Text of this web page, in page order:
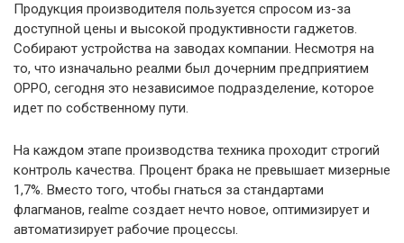
Продукция производителя пользуется спросом из-за
доступной цены и высокой продуктивности гаджетов.
Собирают устройства на заводах компании. Несмотря на
то, что изначально реалми был дочерним предприятием
ОРРО, сегодня это независимое подразделение, которое
идет по собственному пути.
На каждом этапе производства техника проходит строгий
контроль качества. Процент брака не превышает мизерные
1,7%. Вместо того, чтобы гнаться за стандартами
флагманов, realme создает нечто новое, оптимизирует и
автоматизирует рабочие процессы.